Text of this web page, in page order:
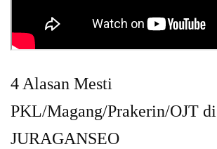
4 Alasan Mesti
PKL/Magang/Prakerin/OJT di
JURAGANSEO